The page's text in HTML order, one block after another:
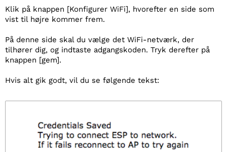
Klik på knappen [Konfigurer WiFi], hvorefter en side som
vist til højre kommer frem.
På denne side skal du vælge det WiFi-netværk, der
tilhører dig, og indtaste adgangskoden. Tryk derefter på
knappen [gem].
Hvis alt gik godt, vil du se følgende tekst: